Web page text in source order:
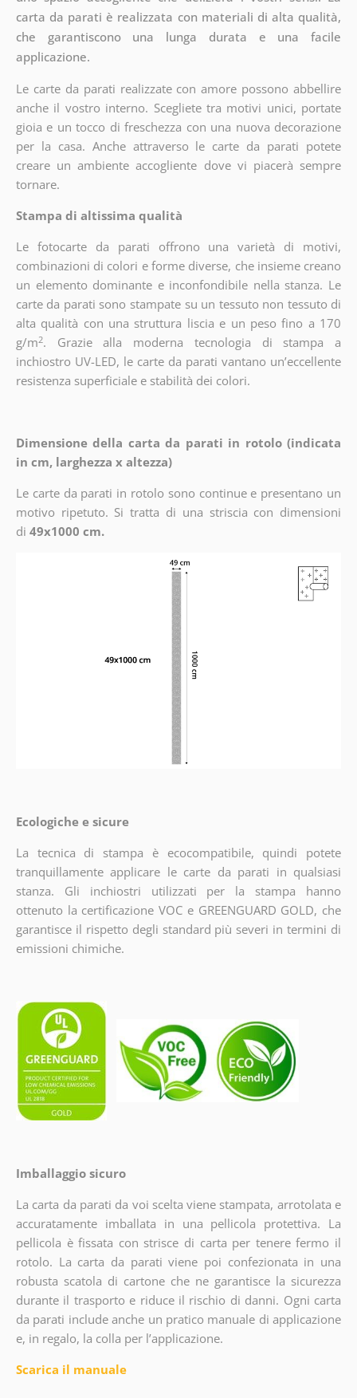
carta da parati è realizzata con materiali di alta qualità,
che garantiscono una lunga durata e una facile
applicazione.
Le carte da parati realizzate con amore possono abbellire
anche il vostro interno. Scegliete tra motivi unici, portate
gioia e un tocco di freschezza con una nuova decorazione
per la casa. Anche attraverso le carte da parati potete
creare un ambiente accogliente dove vi piacerà sempre
tornare.
Stampa di altissima qualità
Le fotocarte da parati offrono una varietà di motivi,
combinazioni di colori e forme diverse, che insieme creano
un elemento dominante e inconfondibile nella stanza. Le
carte da parati sono stampate su un tessuto non tessuto di
alta qualità con una struttura liscia e un peso fino a 170
g/m2. Grazie alla moderna tecnologia di stampa a
inchiostro UV-LED, le carte da parati vantano un’eccellente
resistenza superficiale e stabilità dei colori.
Dimensione della carta da parati in rotolo (indicata
in cm, larghezza x altezza)
Le carte da parati in rotolo sono continue e presentano un
motivo ripetuto. Si tratta di una striscia con dimensioni
di 49x1000 cm.
Ecologiche e sicure
La tecnica di stampa è ecocompatibile, quindi potete
tranquillamente applicare le carte da parati in qualsiasi
stanza. Gli inchiostri utilizzati per la stampa hanno
ottenuto la certificazione VOC e GREENGUARD GOLD, che
garantisce il rispetto degli standard più severi in termini di
emissioni chimiche.
Imballaggio sicuro
La carta da parati da voi scelta viene stampata, arrotolata e
accuratamente imballata in una pellicola protettiva. La
pellicola è fissata con strisce di carta per tenere fermo il
rotolo. La carta da parati viene poi confezionata in una
robusta scatola di cartone che ne garantisce la sicurezza
durante il trasporto e riduce il rischio di danni. Ogni carta
da parati include anche un pratico manuale di applicazione
e, in regalo, la colla per l’applicazione.
Scarica il manuale